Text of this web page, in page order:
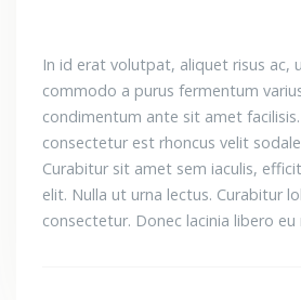
In id erat volutpat, aliquet risus ac,
commodo a purus fermentum
condimentum ante sit amet
consectetur est rhoncus velit
Curabitur sit amet sem iaculis,
elit. Nulla ut urna lectus. Curabitur
consectetur. Donec lacinia libero